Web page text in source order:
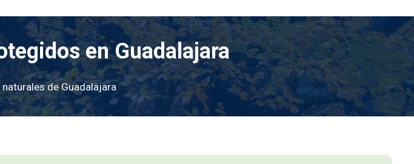
en Guadalajara
de Guadalajara